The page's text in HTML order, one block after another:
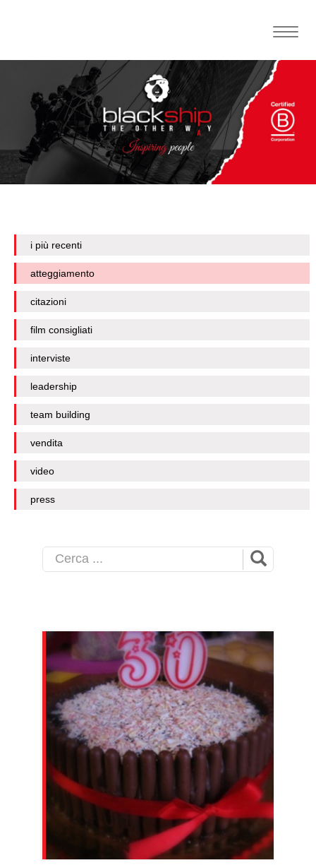
Toggle
i più recenti
atteggiamento
citazioni
film consigliati
interviste
leadership
team building
vendita
video
press